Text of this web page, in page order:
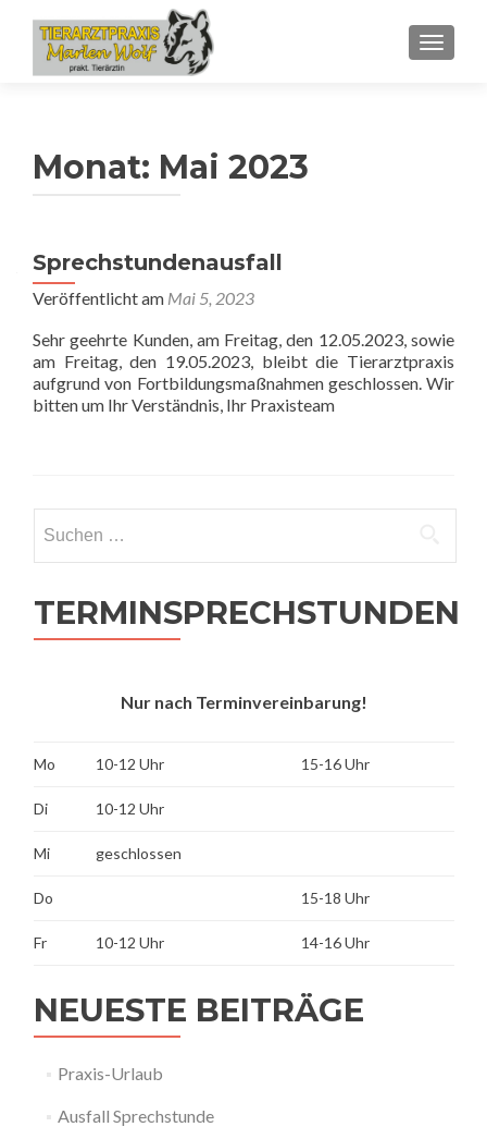
Monat: Mai 2023
Sprechstundenausfall
Veröffentlicht am Mai 5, 2023
Sehr geehrte Kunden, am Freitag, den 12.05.2023, sowie
am Freitag, den 19.05.2023, bleibt die Tierarztpraxis
aufgrund von Fortbildungsmaßnahmen geschlossen. Wir
bitten um Ihr Verständnis, Ihr Praxisteam
nach:
TERMINSPRECHSTUNDEN
Nur nach Terminvereinbarung!
Mo 10-12 Uhr 15-16 Uhr
Di 10-12 Uhr
Mi geschlossen
Do 15-18 Uhr
Fr 10-12 Uhr 14-16 Uhr
NEUESTE BEITRÄGE
Praxis-Urlaub
Ausfall Sprechstunde